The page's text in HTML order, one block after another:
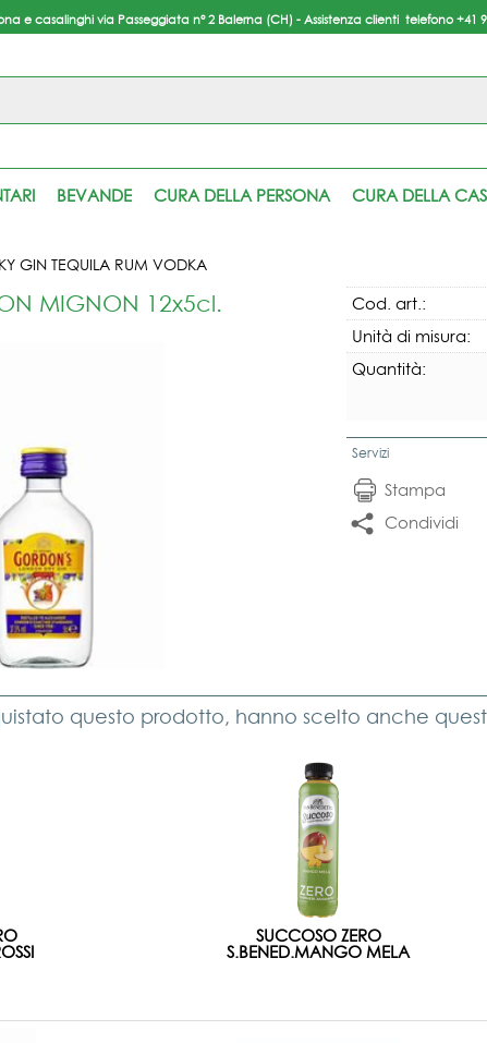
e casalinghi via Passeggiata n° 2 Balerna (CH) - Assistenza clienti telefono +41
inserisci il
E-
BEVANDE CURA DELLA PERSONA CURA DELLA
GIN TEQUILA RUM VODKA
MIGNON 12x5cl. Cod. art.:
Unità di misura:
Quantità:
Servizi
Stampa
Condividi
questo prodotto, hanno scelto anche
SUCCOSO ZERO
S.BENED.MANGO MELA